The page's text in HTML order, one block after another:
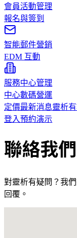
會員活動管理
報名與簽到
智能郵件營銷
EDM 互動
服務中心管理
中心數碼營運
定價最新消息靈析
登入預約演示
聯絡我們
對靈析有疑問？我
回覆。